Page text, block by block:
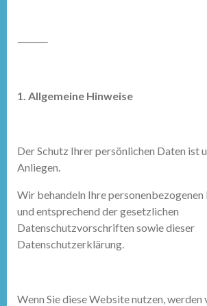
⸻
1. Allgemeine Hinweise
Der Schutz Ihrer persönlichen Daten ist
Anliegen.
Wir behandeln Ihre
und entsprechend der gesetzlichen
Datenschutzvorschriften sowie dieser
Datenschutzerklärung.
Wenn Sie diese Website nutzen, werden